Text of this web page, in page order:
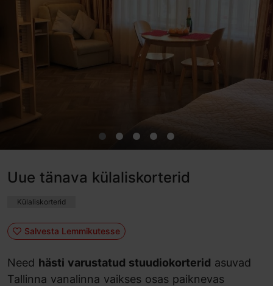
Uue tänava külaliskorterid
Külaliskorterid
Salvesta Lemmikutesse
Need hästi varustatud stuudiokorterid asuvad
Tallinna vanalinna vaikses osas paiknevas